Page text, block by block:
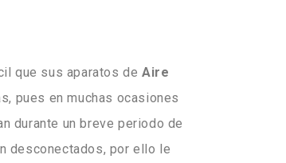
que sus aparatos de Aire
pues en muchas ocasiones
durante un breve periodo de
desconectados, por ello le